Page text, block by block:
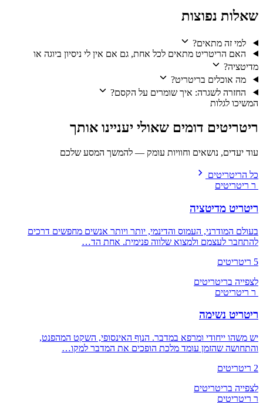
שאלות נפוצות
למי זה מתאים?
האם הריטריט מתאים לכל אחת, גם אם אין לי ניסיון ביוגה או
מדיטציה?
מה אוכלים בריטריט?
החזרה לשגרה: איך שומרים על הקסם?
המשיכו לגלות
ריטריטים דומים שאולי יעניינו אותך
עוד יעדים, נושאים וחוויות עומק — להמשך המסע שלכם
כל הריטריטים
ר ריטריטים
ריטריט מדיטציה
בעולם המודרני, העמוס והדינמי, יותר ויותר אנשים מחפשים דרכים
להתחבר לעצמם ולמצוא שלווה פנימית. אחת הד…
5 ריטריטים
לצפייה בריטריטים
ר ריטריטים
ריטריט נשימה
יש משהו ייחודי ומרפא במדבר. הנוף האינסופי, השקט המהפנט,
והתחושה שהזמן עומד מלכת הופכים את המדבר למקו…
2 ריטריטים
לצפייה בריטריטים
ר ריטריטים